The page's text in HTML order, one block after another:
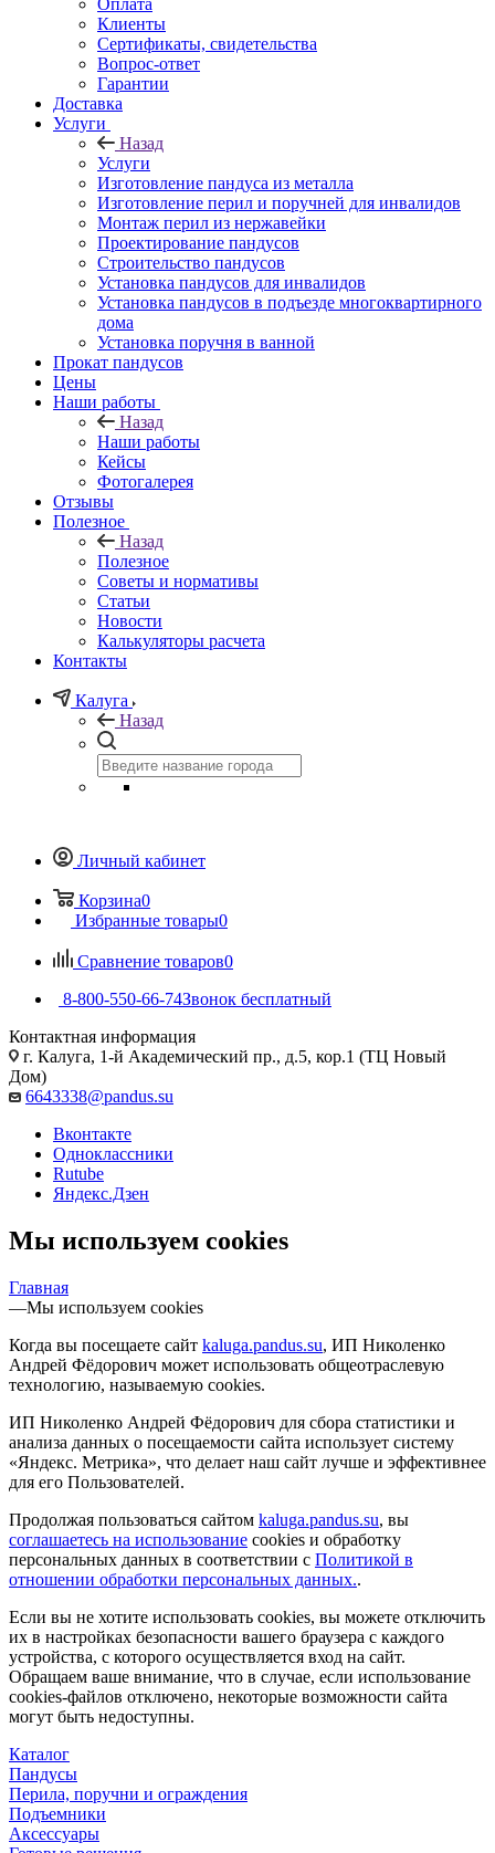
Оплата
Клиенты
Сертификаты, свидетельства
Вопрос-ответ
Гарантии
Доставка
Услуги
Назад
Услуги
Изготовление пандуса из металла
Изготовление перил и поручней для инвалидов
Монтаж перил из нержавейки
Проектирование пандусов
Строительство пандусов
Установка пандусов для инвалидов
Установка пандусов в подъезде многоквартирного
дома
Установка поручня в ванной
Прокат пандусов
Цены
Наши работы
Назад
Наши работы
Кейсы
Фотогалерея
Отзывы
Полезное
Назад
Полезное
Советы и нормативы
Статьи
Новости
Калькуляторы расчета
Контакты
Калуга
Назад
Личный кабинет
Корзина0
Избранные товары0
Сравнение товаров0
8-800-550-66-74Звонок бесплатный
Контактная информация
г. Калуга, 1-й Академический пр., д.5, кор.1 (ТЦ Новый
Дом)
6643338@pandus.su
Вконтакте
Одноклассники
Rutube
Яндекс.Дзен
Мы используем cookies
Главная
—Мы используем cookies
Когда вы посещаете сайт kaluga.pandus.su, ИП Николенко
Андрей Фёдорович может использовать общеотраслевую
технологию, называемую cookies.
ИП Николенко Андрей Фёдорович для сбора статистики и
анализа данных о посещаемости сайта использует систему
«Яндекс. Метрика», что делает наш сайт лучше и эффективнее
для его Пользователей.
Продолжая пользоваться сайтом kaluga.pandus.su, вы
соглашаетесь на использование cookies и обработку
персональных данных в соответствии с Политикой в
отношении обработки персональных данных..
Если вы не хотите использовать cookies, вы можете отключить
их в настройках безопасности вашего браузера с каждого
устройства, с которого осуществляется вход на сайт.
Обращаем ваше внимание, что в случае, если использование
cookies-файлов отключено, некоторые возможности сайта
могут быть недоступны.
Каталог
Пандусы
Перила, поручни и ограждения
Подъемники
Аксессуары